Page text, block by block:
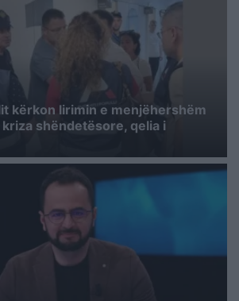
kërkon lirimin e menjëhershëm
shëndetësore, qelia i